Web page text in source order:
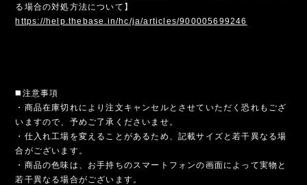
る場合の対処方法について】
https://help.thebase.in/hc/ja/articles/900005699246
◼️注意事項
・商品在庫切れにより注文キャンセルとさせていただく恐れもござ
いますので、予めご了承くださいませ。
・仕入れ工場を変えることがあるため、記載サイズと若干異なる場
合がございます。
・商品の色味は、お手持ちのスマートフォンの画面によって実物と
若干異なる場合がございます。